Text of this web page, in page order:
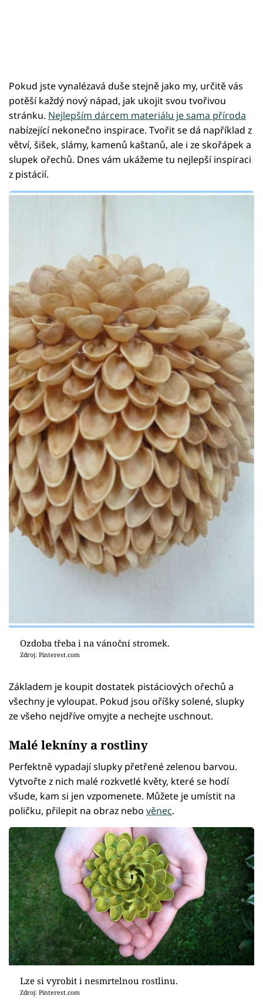
Pokud jste vynalézavá duše stejně jako my, určitě vás
potěší každý nový nápad, jak ukojit svou tvořivou
stránku. Nejlepším dárcem materiálu je sama příroda
nabízející nekonečno inspirace. Tvořit se dá například z
větví, šišek, slámy, kamenů kaštanů, ale i ze skořápek a
slupek ořechů. Dnes vám ukážeme tu nejlepší inspiraci
z pistácií.
Ozdoba třeba i na vánoční stromek.
Zdroj: Pinterest.com
Základem je koupit dostatek pistáciových ořechů a
všechny je vyloupat. Pokud jsou oříšky solené, slupky
ze všeho nejdříve omyjte a nechejte uschnout.
Malé lekníny a rostliny
Perfektně vypadají slupky přetřené zelenou barvou.
Vytvořte z nich malé rozkvetlé květy, které se hodí
všude, kam si jen vzpomenete. Můžete je umístit na
poličku, přilepit na obraz nebo věnec.
Lze si vyrobit i nesmrtelnou rostlinu.
Zdroj: Pinterest.com